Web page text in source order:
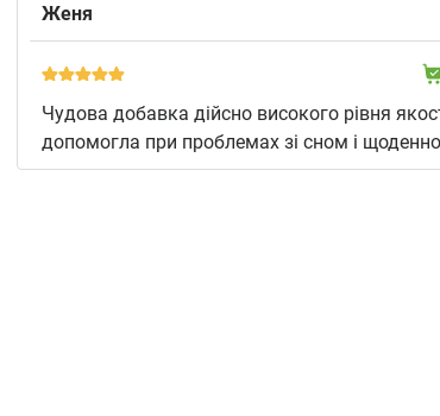
Женя
Чудова добавка дійсно високого рівня
допомогла при проблемах зі сном і